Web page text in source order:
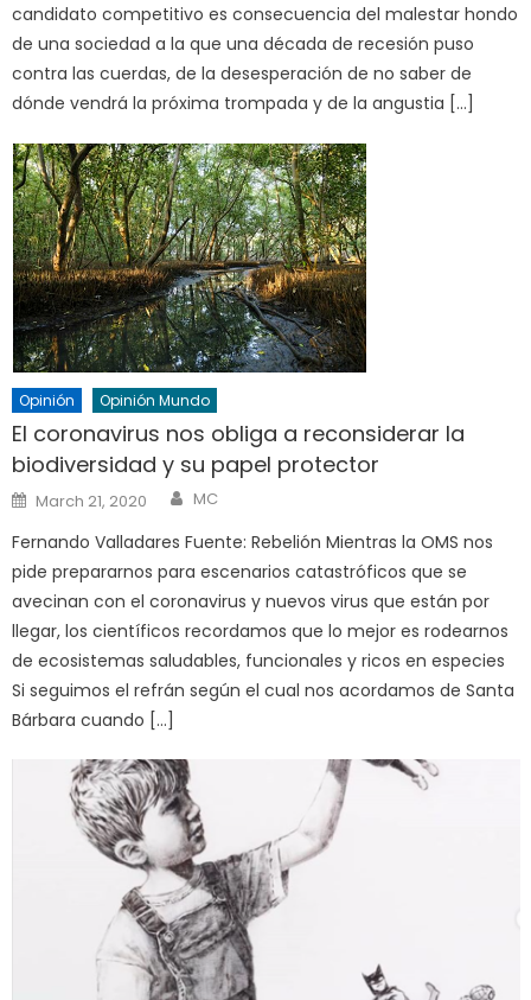
candidato competitivo es consecuencia del malestar hondo
de una sociedad a la que una década de recesión puso
contra las cuerdas, de la desesperación de no saber de
dónde vendrá la próxima trompada y de la angustia […]
Opinión Opinión Mundo
El coronavirus nos obliga a reconsiderar la
biodiversidad y su papel protector
Posted
on
March 21, 2020 Author
MC
Fernando Valladares Fuente: Rebelión Mientras la OMS nos
pide prepararnos para escenarios catastróficos que se
avecinan con el coronavirus y nuevos virus que están por
llegar, los científicos recordamos que lo mejor es rodearnos
de ecosistemas saludables, funcionales y ricos en especies
Si seguimos el refrán según el cual nos acordamos de Santa
Bárbara cuando […]